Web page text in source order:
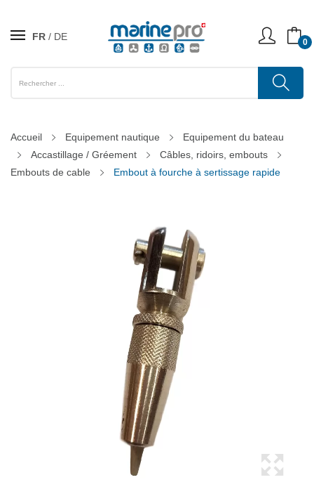
FR DE 0
Accueil Equipement nautique
Equipement du bateau
Accastillage / Gréement
Câbles, ridoirs, embouts
Embouts de cable
Embout à fourche à sertissage rapide